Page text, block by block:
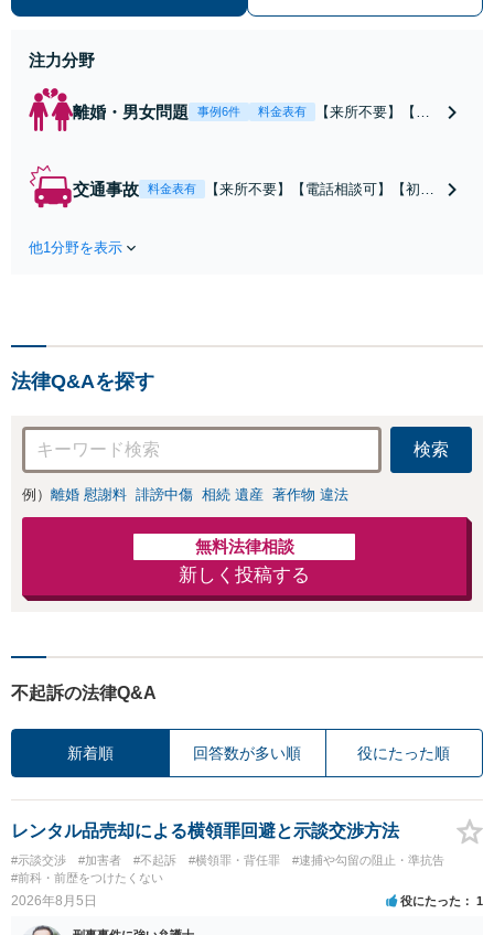
注力分野
離婚・男女問題 事例6件 料金表有
【来所不要】【電
争点を整理し、見
交通事故 料金表有
【来所不要】【電話相談可】【初回
他1分野を表示
法律Q&Aを探す
検索
例） 離婚 慰謝料 誹謗中傷 相続 遺産 著作物 違法
無料法律相談
新しく投稿する
不起訴の法律Q&A
新着順 回答数が多い順 役にたった順
レンタル品売却による横領罪回避と示談交渉方法
#示談交渉 #加害者 #不起訴 #横領罪・背任罪
#逮捕や勾留の阻止・準抗告
#前科・前歴をつけたくない
2026年8月5日 役にたった 1